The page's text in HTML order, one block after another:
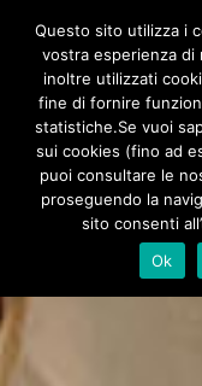
Questo sito utilizza i
vostra esperienza di
inoltre utilizzati
fine di fornire
statistiche.Se vuoi
sui cookies (fino ad
puoi consultare le
proseguendo la
sito consenti
Ok